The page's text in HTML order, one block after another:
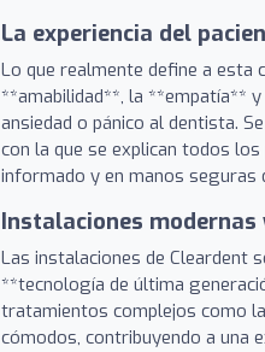
La experiencia del
Lo que realmente define a esta
**amabilidad**, la **empatía** y
ansiedad o pánico al dentista.
con la que se explican todos
informado y en manos seguras
Instalaciones
Las instalaciones de Cleardent
**tecnología de última
tratamientos complejos como
cómodos, contribuyendo a una